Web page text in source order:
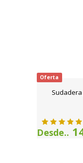
Oferta
Desde..